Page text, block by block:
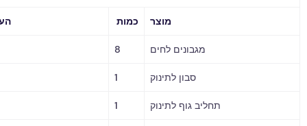
כמות הערות / מחיר
מגבונים לחים 8
1
תחליב גוף לתינוק 1